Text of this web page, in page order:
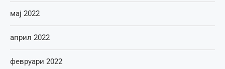
мај 2022
април 2022
февруари 2022